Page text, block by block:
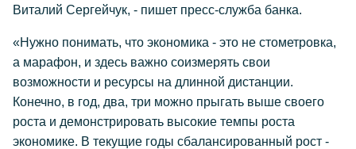
Виталий Сергейчук, - пишет пресс-служба банка.
«Нужно понимать, что экономика - это не стометровка,
а марафон, и здесь важно соизмерять свои
возможности и ресурсы на длинной дистанции.
Конечно, в год, два, три можно прыгать выше своего
роста и демонстрировать высокие темпы роста
экономике. В текущие годы сбалансированный рост -